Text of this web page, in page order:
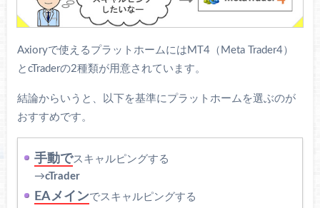
Axioryで使えるプラットホームにはMT4（Meta Trader4）
とcTraderの2種類が用意されています。
結論からいうと、以下を基準にプラットホームを選ぶのが
おすすめです。
手動でスキャルピングする
→cTrader
EAメインでスキャルピングする